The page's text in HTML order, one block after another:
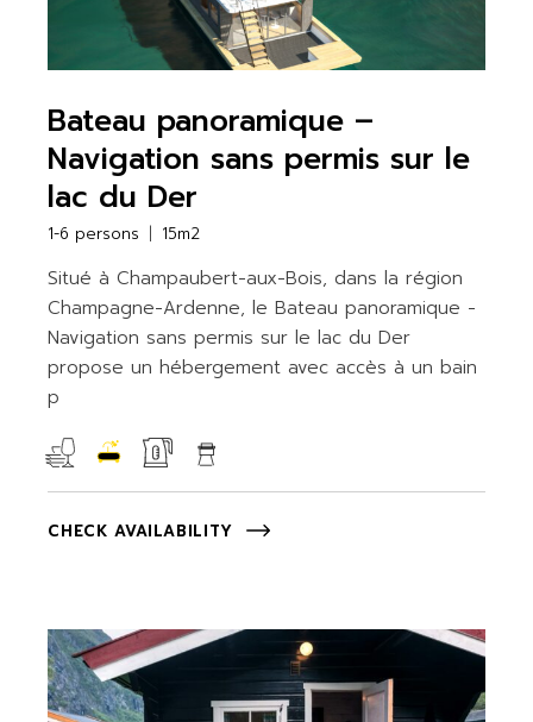
Bateau panoramique –
Navigation sans permis sur le
lac du Der
1-6 persons 15m2
Situé à Champaubert-aux-Bois, dans la région
Champagne-Ardenne, le Bateau panoramique -
Navigation sans permis sur le lac du Der
propose un hébergement avec accès à un bain
p
CHECK AVAILABILITY